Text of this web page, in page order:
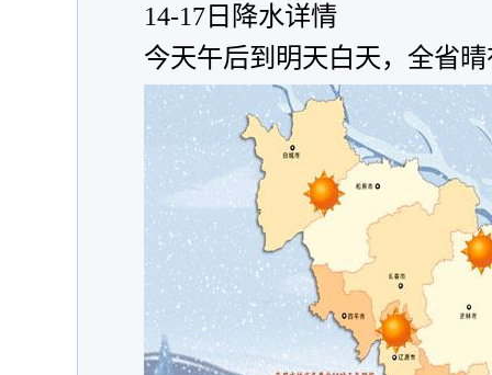
14-17日降水详情
今天午后到明天白天，全省